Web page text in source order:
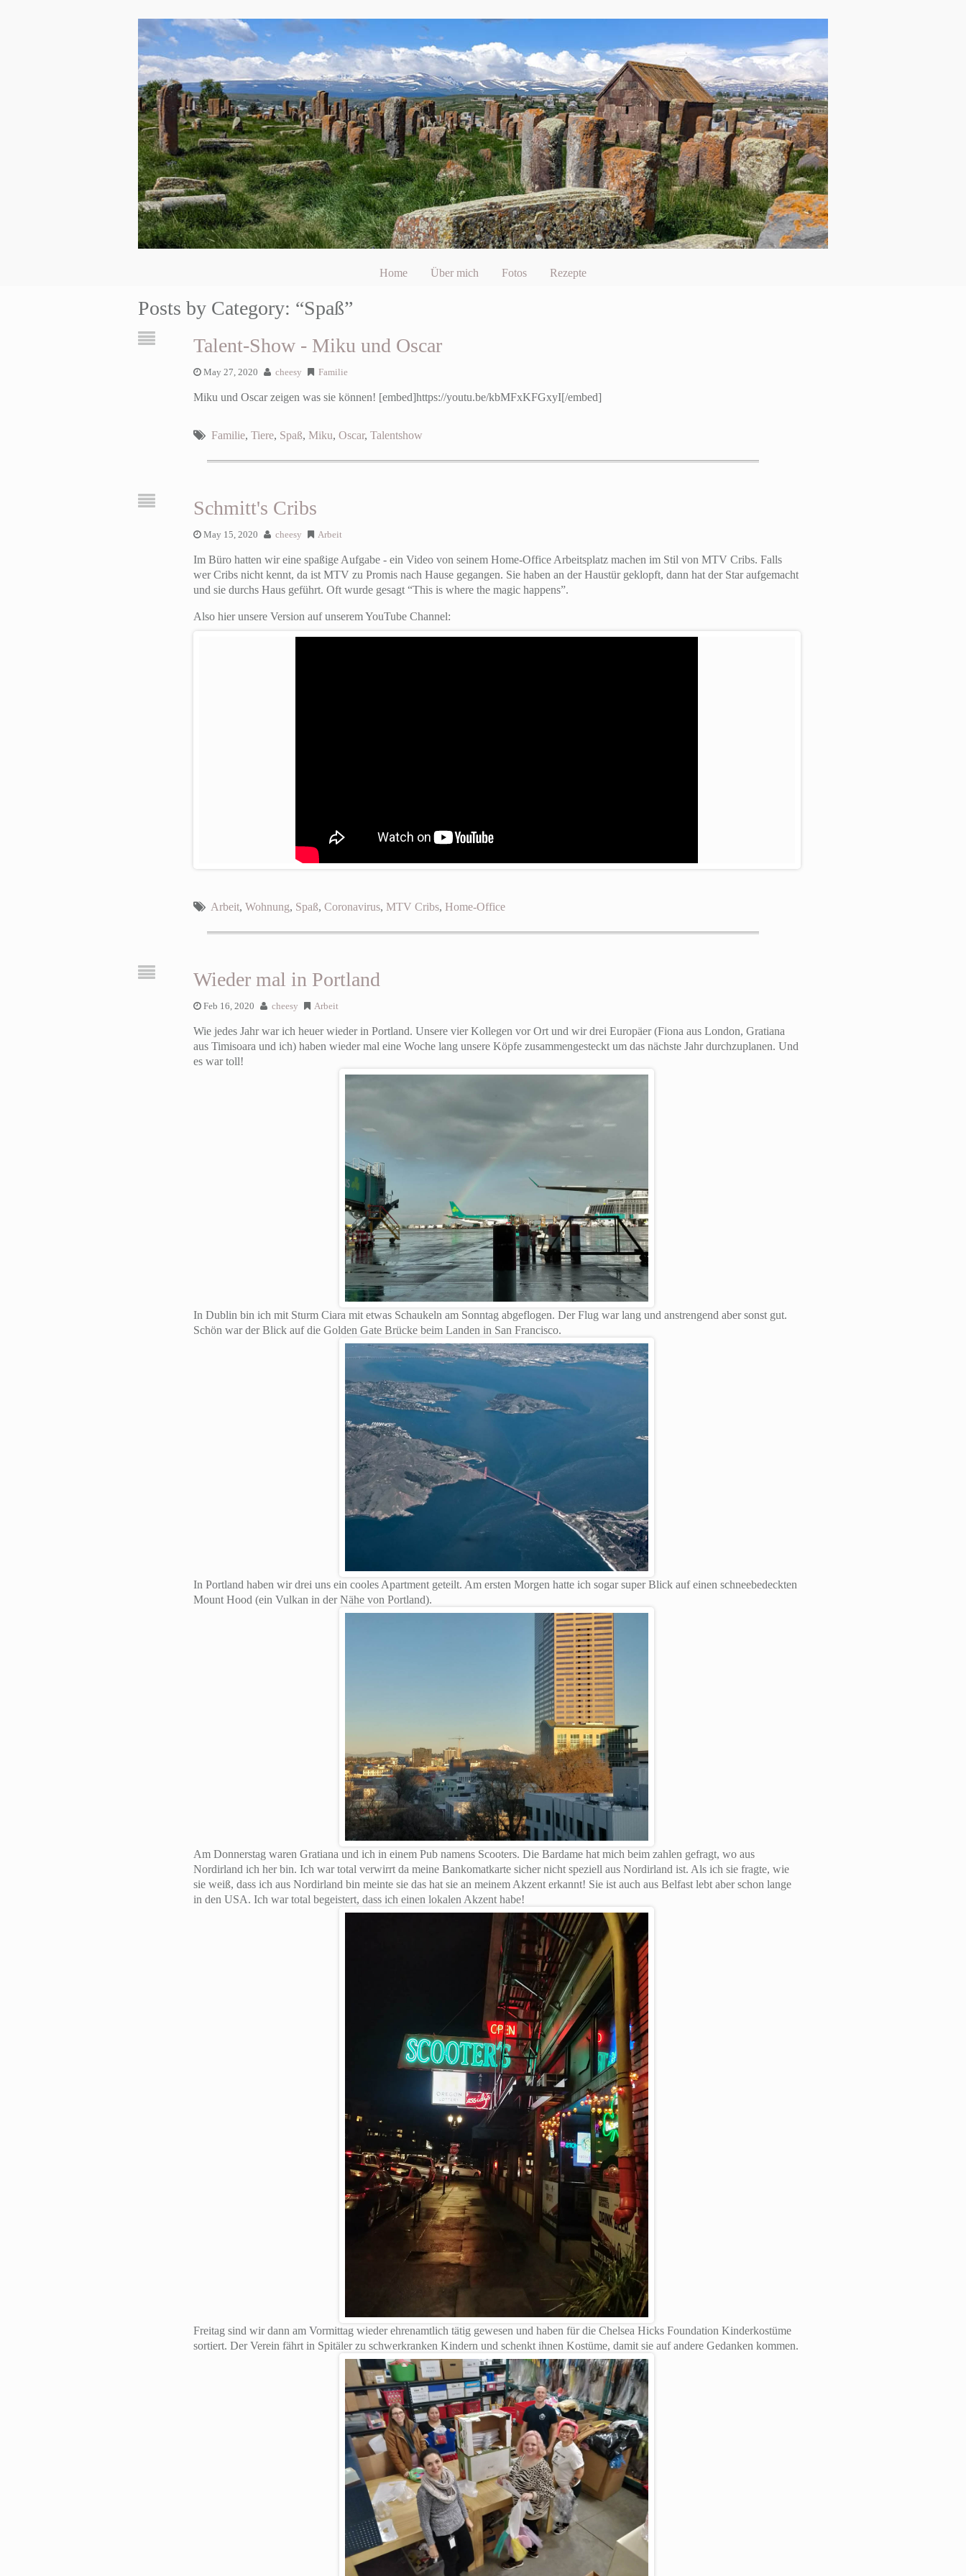
Home Über mich Fotos Rezepte
Posts by Category: “Spaß”
Talent-Show - Miku und Oscar
May 27, 2020 cheesy Familie
Miku und Oscar zeigen was sie können! [embed]https://youtu.be/kbMFxKFGxyI[/embed]
Familie, Tiere, Spaß, Miku, Oscar, Talentshow
Schmitt's Cribs
May 15, 2020 cheesy Arbeit
Im Büro hatten wir eine spaßige Aufgabe - ein Video von seinem Home-Office Arbeitsplatz machen im Stil von MTV Cribs. Falls
wer Cribs nicht kennt, da ist MTV zu Promis nach Hause gegangen. Sie haben an der Haustür geklopft, dann hat der Star aufgemacht
und sie durchs Haus geführt. Oft wurde gesagt “This is where the magic happens”.
Also hier unsere Version auf unserem YouTube Channel:
Arbeit, Wohnung, Spaß, Coronavirus, MTV Cribs, Home-Office
Wieder mal in Portland
Feb 16, 2020 cheesy Arbeit
Wie jedes Jahr war ich heuer wieder in Portland. Unsere vier Kollegen vor Ort und wir drei Europäer (Fiona aus London, Gratiana
aus Timisoara und ich) haben wieder mal eine Woche lang unsere Köpfe zusammengesteckt um das nächste Jahr durchzuplanen. Und
es war toll!
In Dublin bin ich mit Sturm Ciara mit etwas Schaukeln am Sonntag abgeflogen. Der Flug war lang und anstrengend aber sonst gut.
Schön war der Blick auf die Golden Gate Brücke beim Landen in San Francisco.
In Portland haben wir drei uns ein cooles Apartment geteilt. Am ersten Morgen hatte ich sogar super Blick auf einen schneebedeckten
Mount Hood (ein Vulkan in der Nähe von Portland).
Am Donnerstag waren Gratiana und ich in einem Pub namens Scooters. Die Bardame hat mich beim zahlen gefragt, wo aus
Nordirland ich her bin. Ich war total verwirrt da meine Bankomatkarte sicher nicht speziell aus Nordirland ist. Als ich sie fragte, wie
sie weiß, dass ich aus Nordirland bin meinte sie das hat sie an meinem Akzent erkannt! Sie ist auch aus Belfast lebt aber schon lange
in den USA. Ich war total begeistert, dass ich einen lokalen Akzent habe!
Freitag sind wir dann am Vormittag wieder ehrenamtlich tätig gewesen und haben für die Chelsea Hicks Foundation Kinderkostüme
sortiert. Der Verein fährt in Spitäler zu schwerkranken Kindern und schenkt ihnen Kostüme, damit sie auf andere Gedanken kommen.